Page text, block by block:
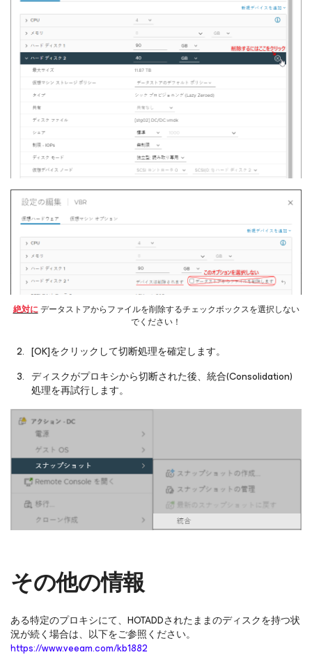
絶対にデータストアからファイルを削除するチェックボックスを選択しない
でください！
[OK]をクリックして切断処理を確定します。
ディスクがプロキシから切断された後、統合(Consolidation)
処理を再試行します。
その他の情報
ある特定のプロキシにて、HOTADDされたままのディスクを持つ状
況が続く場合は、以下をご参照ください。
https://www.veeam.com/kb1882